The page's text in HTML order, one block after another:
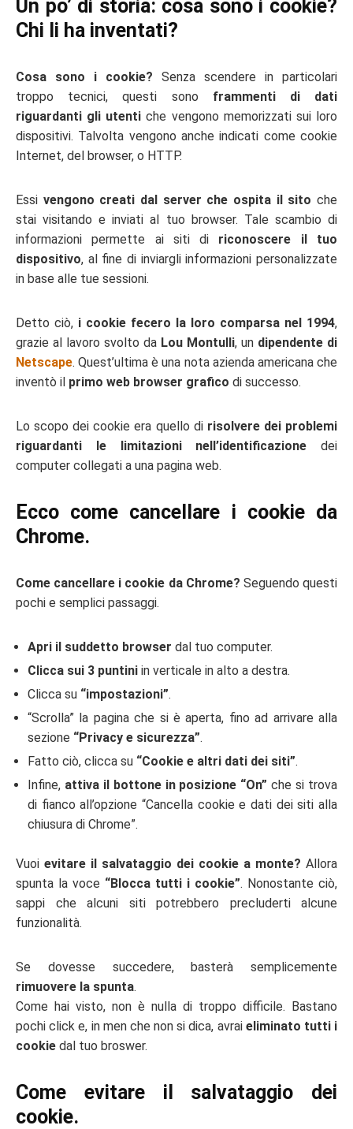
Un po’ di storia: cosa sono i cookie?
Chi li ha inventati?
Cosa sono i cookie? Senza scendere in particolari
troppo tecnici, questi sono frammenti di dati
riguardanti gli utenti che vengono memorizzati sui loro
dispositivi. Talvolta vengono anche indicati come cookie
Internet, del browser, o HTTP.
Essi vengono creati dal server che ospita il sito che
stai visitando e inviati al tuo browser. Tale scambio di
informazioni permette ai siti di riconoscere il tuo
dispositivo, al fine di inviargli informazioni personalizzate
in base alle tue sessioni.
Detto ciò, i cookie fecero la loro comparsa nel 1994,
grazie al lavoro svolto da Lou Montulli, un dipendente di
Netscape. Quest’ultima è una nota azienda americana che
inventò il primo web browser grafico di successo.
Lo scopo dei cookie era quello di risolvere dei problemi
riguardanti le limitazioni nell’identificazione dei
computer collegati a una pagina web.
Ecco come cancellare i cookie da
Chrome.
Come cancellare i cookie da Chrome? Seguendo questi
pochi e semplici passaggi.
Apri il suddetto browser dal tuo computer.
Clicca sui 3 puntini in verticale in alto a destra.
Clicca su “impostazioni”.
“Scrolla” la pagina che si è aperta, fino ad arrivare alla
sezione “Privacy e sicurezza”.
Fatto ciò, clicca su “Cookie e altri dati dei siti”.
Infine, attiva il bottone in posizione “On” che si trova
di fianco all’opzione “Cancella cookie e dati dei siti alla
chiusura di Chrome”.
Vuoi evitare il salvataggio dei cookie a monte? Allora
spunta la voce “Blocca tutti i cookie”. Nonostante ciò,
sappi che alcuni siti potrebbero precluderti alcune
funzionalità.
Se dovesse succedere, basterà semplicemente
rimuovere la spunta.
Come hai visto, non è nulla di troppo difficile. Bastano
pochi click e, in men che non si dica, avrai eliminato tutti i
cookie dal tuo broswer.
Come evitare il salvataggio dei
cookie.